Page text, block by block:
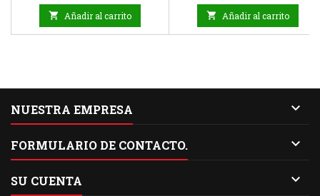
 Añadir al carrito  Añadir al carrito
NUESTRA EMPRESA 
FORMULARIO DE CONTACTO. 
SU CUENTA 